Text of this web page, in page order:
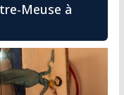
Meuse à